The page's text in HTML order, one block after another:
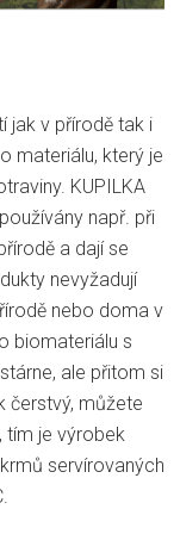
jak v přírodě tak i
materiálu, který je
KUPILKA
např. při
a dají se
nevyžadují
nebo doma v
biomateriálu s
ale přitom si
čerstvý, můžete
tím je výrobek
servírovaných